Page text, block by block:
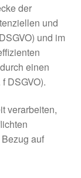
der
und
und im
einen
DSGVO).
verarbeiten,
auf